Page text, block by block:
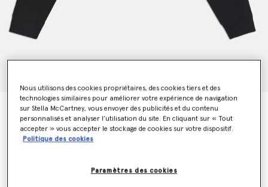
Sweat-shirt Stella Stella McCartney 2001.
€495.00
Nous utilisons des cookies propriétaires, des cookies tiers et des
technologies similaires pour améliorer votre expérience de navigation
sur Stella McCartney, vous envoyer des publicités et du contenu
personnalisés et analyser l’utilisation du site. En cliquant sur « Tout
accepter » vous accepter le stockage de cookies sur votre dispositif.
Politique des cookies
Paramètres des cookies